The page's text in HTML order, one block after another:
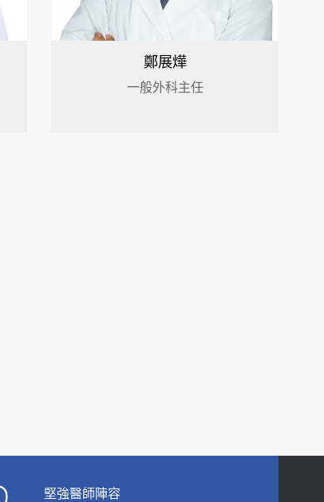
鄭展燁
一般外科主任
堅強醫師陣容